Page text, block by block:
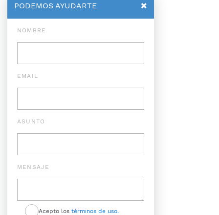
PODEMOS AYUDARTE
NOMBRE
EMAIL
ASUNTO
MENSAJE
Acepto los términos de uso.